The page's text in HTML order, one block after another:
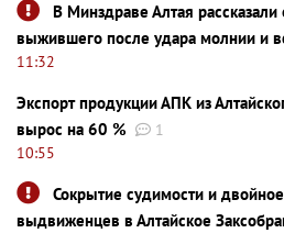
В Минздраве Алтая
выжившего после удара молнии и
11:32
Экспорт продукции АПК из
вырос на 60 %
1
10:55
Сокрытие судимости и
выдвиженцев в Алтайское